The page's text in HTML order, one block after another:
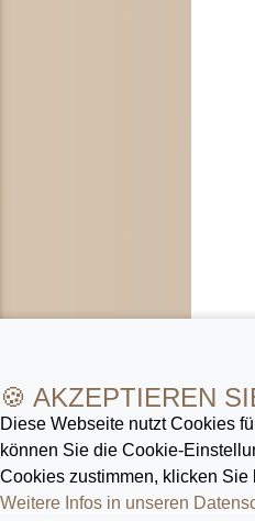
🍪 AKZEPTIEREN
Diese Webseite nutzt Cookies
können Sie die Cookie-
Cookies zustimmen, klicken Sie
Weitere Infos in unseren